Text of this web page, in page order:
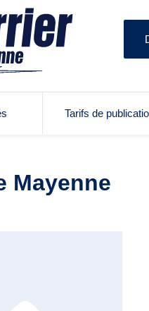
Tarifs de
Mayenne